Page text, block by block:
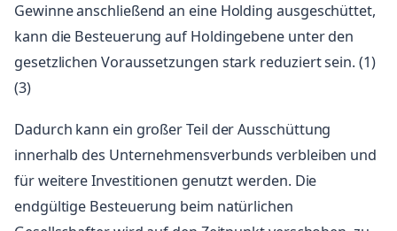
Gewinne anschließend an eine Holding ausgeschüttet,
kann die Besteuerung auf Holdingebene unter den
gesetzlichen Voraussetzungen stark reduziert sein. (1)
(3)
Dadurch kann ein großer Teil der Ausschüttung
innerhalb des Unternehmensverbunds verbleiben und
für weitere Investitionen genutzt werden. Die
endgültige Besteuerung beim natürlichen